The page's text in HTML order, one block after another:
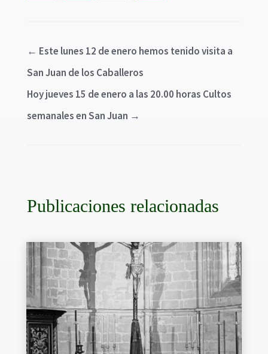
← Este lunes 12 de enero hemos tenido visita a
San Juan de los Caballeros
Hoy jueves 15 de enero a las 20.00 horas Cultos
semanales en San Juan →
Publicaciones relacionadas